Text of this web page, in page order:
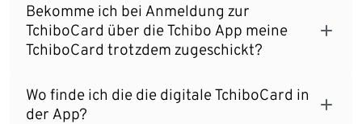
Bekomme ich bei Anmeldung zur
TchiboCard über die Tchibo App meine
TchiboCard trotzdem zugeschickt?
Wo finde ich die die digitale TchiboCard in
der App?